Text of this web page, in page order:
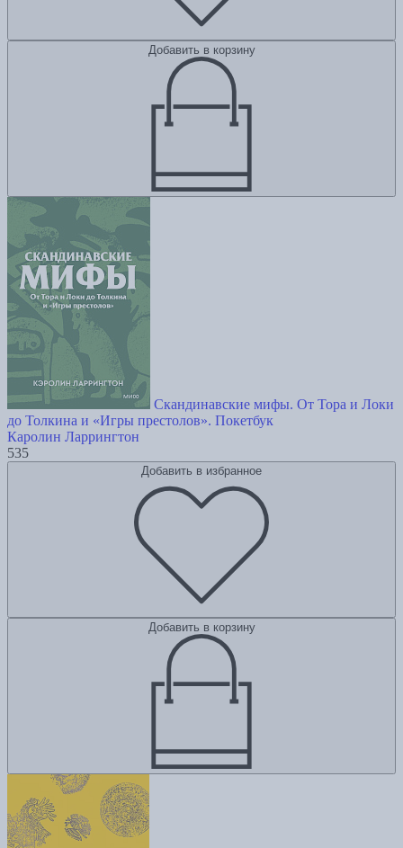
Добавить в корзину
Скандинавские мифы. От Тора и Локи
до Толкина и «Игры престолов». Покетбук
Каролин Ларрингтон
535
Добавить в избранное
Добавить в корзину